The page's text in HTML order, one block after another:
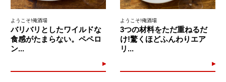
ようこそ!俺酒場
バリバリとしたワイルドな
食感がたまらない。ペペロ
ン...
ようこそ!俺酒場
3つの材料をただ重ねるだ
け!驚くほどふんわりエア
リ...